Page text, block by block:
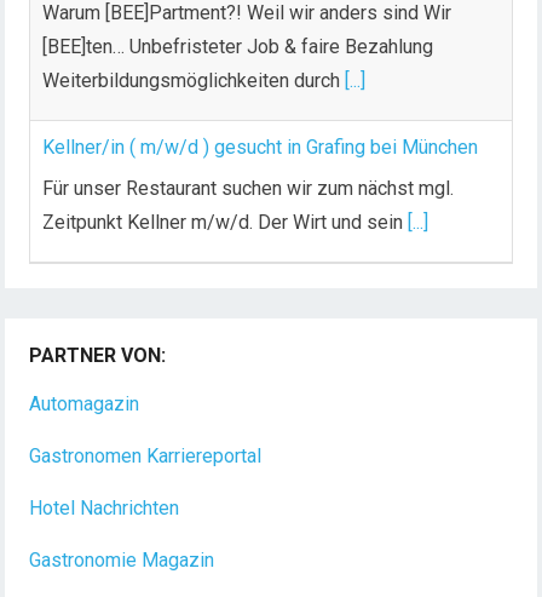
Warum [BEE]Partment?! Weil wir anders sind Wir
[BEE]ten… Unbefristeter Job & faire Bezahlung
Weiterbildungsmöglichkeiten durch [...]
Kellner/in ( m/w/d ) gesucht in Grafing bei München
Für unser Restaurant suchen wir zum nächst mgl.
Zeitpunkt Kellner m/w/d. Der Wirt und sein [...]
PARTNER VON:
Automagazin
Gastronomen Karriereportal
Hotel Nachrichten
Gastronomie Magazin